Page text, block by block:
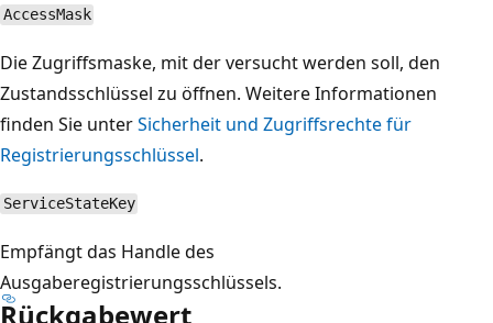
AccessMask
Die Zugriffsmaske, mit der versucht werden soll, den
Zustandsschlüssel zu öffnen. Weitere Informationen
finden Sie unterSicherheit und Zugriffsrechte für
Registrierungsschlüssel.
ServiceStateKey
Empfängt das Handle des
Ausgaberegistrierungsschlüssels.
Rückgabewert